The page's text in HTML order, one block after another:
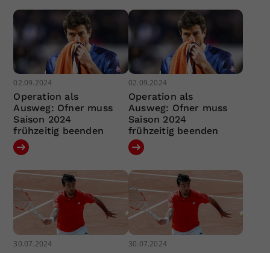
02.09.2024
Operation als
Ausweg: Ofner muss
Saison 2024
frühzeitig beenden
02.09.2024
Operation als
Ausweg: Ofner muss
Saison 2024
frühzeitig beenden
30.07.2024 30.07.2024